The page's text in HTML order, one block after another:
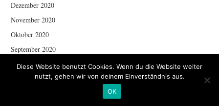
Dezember 2020
November 2020
Oktober 2020
September 2020
August 2020
Juni 2020
Diese Website benutzt Cookies. Wenn du die Website weiter
nutzt, gehen wir von deinem Einverständnis aus.
OK